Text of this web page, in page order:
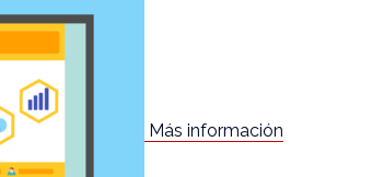
Más información